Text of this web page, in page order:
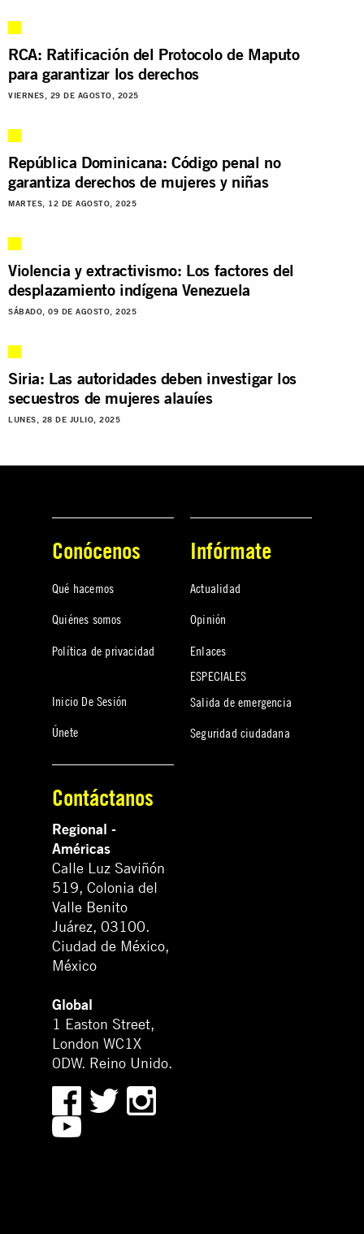
RCA: Ratificación del Protocolo de Maputo
para garantizar los derechos
VIERNES, 29 DE AGOSTO, 2025
República Dominicana: Código penal no
garantiza derechos de mujeres y niñas
MARTES, 12 DE AGOSTO, 2025
Violencia y extractivismo: Los factores del
desplazamiento indígena Venezuela
SÁBADO, 09 DE AGOSTO, 2025
Siria: Las autoridades deben investigar los
secuestros de mujeres alauíes
LUNES, 28 DE JULIO, 2025
Conócenos
Qué hacemos
Quiénes somos
Política de privacidad
Inicio De Sesión
Únete
Infórmate
Actualidad
Opinión
Enlaces
ESPECIALES
Salida de emergencia
Seguridad ciudadana
Contáctanos
Regional -
Américas
Calle Luz Saviñón
519, Colonia del
Valle Benito
Juárez, 03100.
Ciudad de México,
México
Global
1 Easton Street,
London WC1X
0DW. Reino Unido.